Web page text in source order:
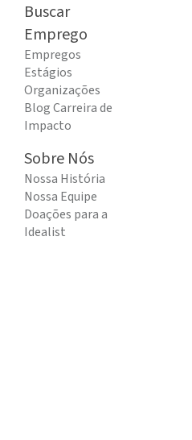
Buscar
Emprego
Empregos
Estágios
Organizações
Blog Carreira de
Impacto
Sobre Nós
Nossa História
Nossa Equipe
Doações para a
Idealist